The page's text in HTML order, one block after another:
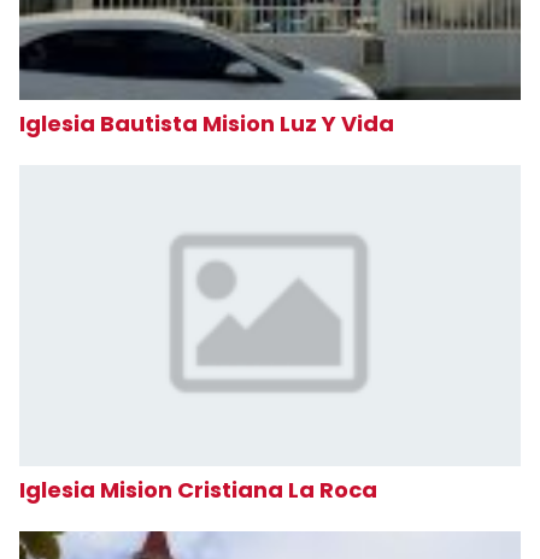
Iglesia Bautista Mision Luz Y Vida
Iglesia Mision Cristiana La Roca